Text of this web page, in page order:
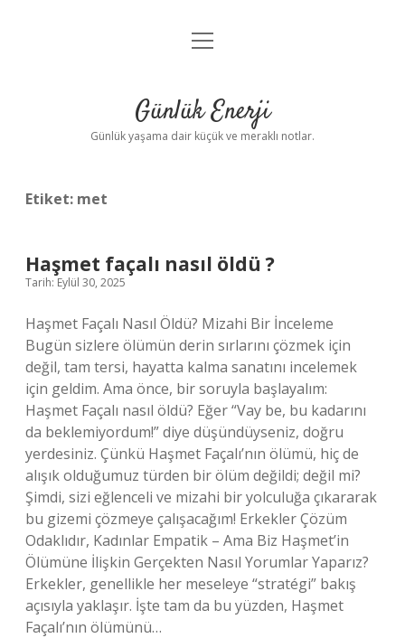
Anasayfa
Yasal Uyarı
menüyü
Günlük Enerji
Günlük yaşama dair küçük ve meraklı notlar.
Etiket: met
Haşmet façalı nasıl öldü ?
Tarih: Eylül 30, 2025
Haşmet Façalı Nasıl Öldü? Mizahi Bir İnceleme
Bugün sizlere ölümün derin sırlarını çözmek için
değil, tam tersi, hayatta kalma sanatını incelemek
için geldim. Ama önce, bir soruyla başlayalım:
Haşmet Façalı nasıl öldü? Eğer “Vay be, bu kadarını
da beklemiyordum!” diye düşündüyseniz, doğru
yerdesiniz. Çünkü Haşmet Façalı’nın ölümü, hiç de
alışık olduğumuz türden bir ölüm değildi; değil mi?
Şimdi, sizi eğlenceli ve mizahi bir yolculuğa çıkararak
bu gizemi çözmeye çalışacağım! Erkekler Çözüm
Odaklıdır, Kadınlar Empatik – Ama Biz Haşmet’in
Ölümüne İlişkin Gerçekten Nasıl Yorumlar Yaparız?
Erkekler, genellikle her meseleye “stratégi” bakış
açısıyla yaklaşır. İşte tam da bu yüzden, Haşmet
Façalı’nın ölümünü…